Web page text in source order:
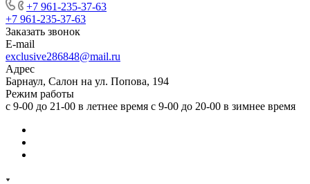
+7 961-235-37-63
+7 961-235-37-63
Заказать звонок
E-mail
exclusive286848@mail.ru
Адрес
Барнаул, Салон на ул. Попова, 194
Режим работы
с 9-00 до 21-00 в летнее время с 9-00 до 20-00 в зимнее время